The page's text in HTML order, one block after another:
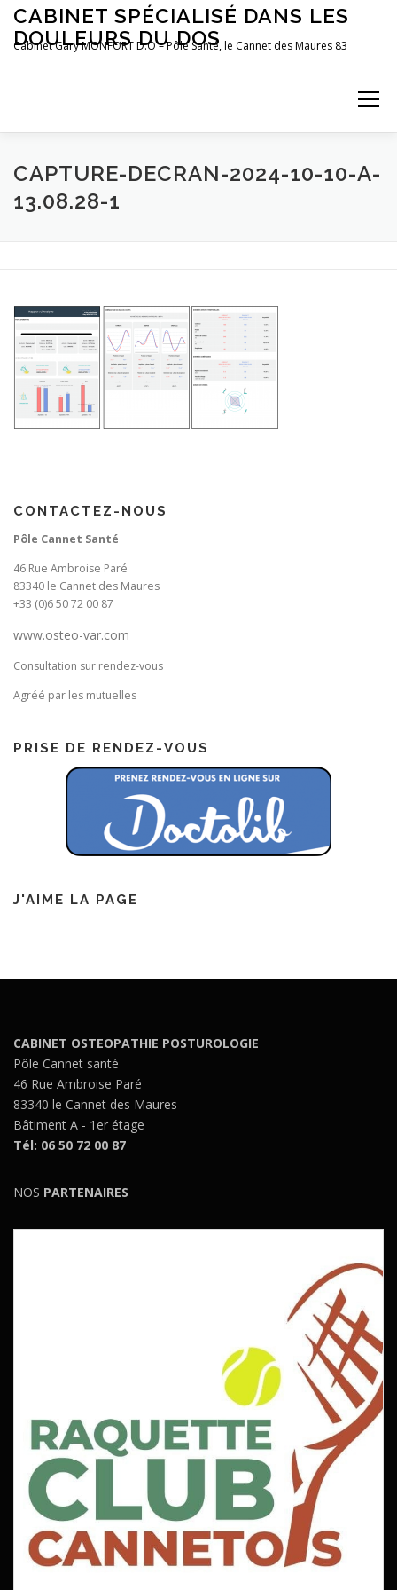
Aller
contenu
CABINET SPÉCIALISÉ DANS LES
DOULEURS DU DOS
Cabinet Gary MONFORT D.O – Pôle Santé, le Cannet des Maures 83
Menu
LE CABINET OSTÉOPATHIE POSTUROLOGIE
CAPTURE-DECRAN-2024-10-10-A-
13.08.28-1
CONTACTEZ-NOUS
Pôle Cannet Santé
46 Rue Ambroise Paré
83340 le Cannet des Maures
+33 (0)6 50 72 00 87
www.osteo-var.com
Consultation sur rendez-vous
Agréé par les mutuelles
PRISE DE RENDEZ-VOUS
J'AIME LA PAGE
CABINET OSTEOPATHIE POSTUROLOGIE
Pôle Cannet santé
46 Rue Ambroise Paré
83340 le Cannet des Maures
Bâtiment A - 1er étage
Tél: 06 50 72 00 87
NOS PARTENAIRES